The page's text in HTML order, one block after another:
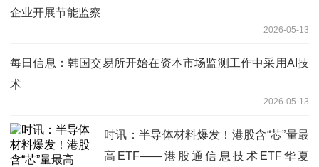
企业开展节能监察
2026-05-13
每日信息：韩国交易所开始在资本市场监测工作中采用AI技
术
2026-05-13
时讯：半导体材料爆发！港股含“芯”量最
高ETF——港股通信息技术ETF华夏